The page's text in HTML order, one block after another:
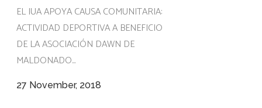
EL IUA APOYA CAUSA COMUNITARIA:
ACTIVIDAD DEPORTIVA A BENEFICIO
DE LA ASOCIACIÓN DAWN DE
MALDONADO...
27 November, 2018